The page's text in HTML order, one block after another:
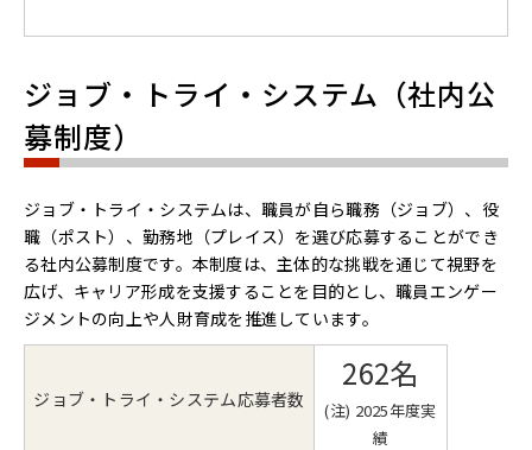
ジョブ・トライ・システム（社内公
募制度）
ジョブ・トライ・システムは、職員が自ら職務（ジョブ）、役
職（ポスト）、勤務地（プレイス）を選び応募することができ
る社内公募制度です。本制度は、主体的な挑戦を通じて視野を
広げ、キャリア形成を支援することを目的とし、職員エンゲー
ジメントの向上や人財育成を推進しています。
ジョブ・トライ・システム応募者数
262名
(注) 2025年度実
績